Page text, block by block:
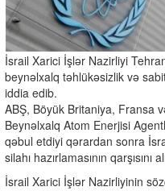
İsrail Xarici İşlər Nazirliyi
beynəlxalq təhlükəsizlik və
iddia edib.
ABŞ, Böyük Britaniya, Fransa
Beynəlxalq Atom Enerjisi
qəbul etdiyi qərardan sonra
silahı hazırlamasının
İsrail Xarici İşlər Nazirliyinin